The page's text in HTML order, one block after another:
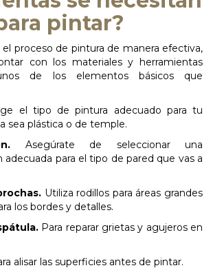
pintar?
el proceso de pintura de manera efectiva,
con los materiales y herramientas
de los elementos básicos que
el tipo de pintura adecuado para tu
sea plástica o de temple.
Asegúrate de seleccionar una
adecuada para el tipo de pared que vas a
Utiliza rodillos para áreas grandes
los bordes y detalles.
Para reparar grietas y agujeros en
alisar las superficies antes de pintar.